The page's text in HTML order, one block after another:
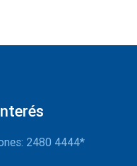
2480 4444*